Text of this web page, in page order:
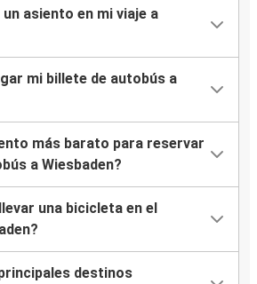
asiento en mi viaje a
mi billete de autobús a
más barato para reservar
a Wiesbaden?
una bicicleta en el
destinos